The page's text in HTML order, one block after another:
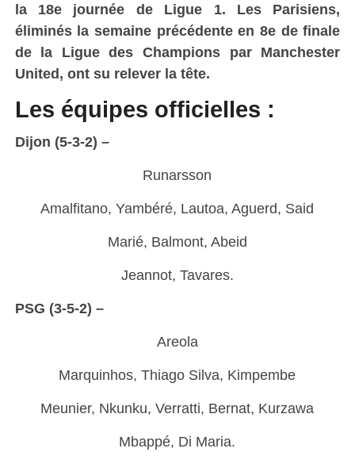
la 18e journée de Ligue 1. Les Parisiens,
éliminés la semaine précédente en 8e de finale
de la Ligue des Champions par Manchester
United, ont su relever la tête.
Les équipes officielles :
Dijon (5-3-2) –
Runarsson
Amalfitano, Yambéré, Lautoa, Aguerd, Said
Marié, Balmont, Abeid
Jeannot, Tavares.
PSG (3-5-2) –
Areola
Marquinhos, Thiago Silva, Kimpembe
Meunier, Nkunku, Verratti, Bernat, Kurzawa
Mbappé, Di Maria.